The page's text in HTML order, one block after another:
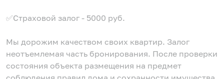
✅Страховой залог - 5000 руб.
Мы дорожим качеством своих квартир. Залог
неотъемлемая часть бронирования. После проверки
состояния объекта размещения на предмет